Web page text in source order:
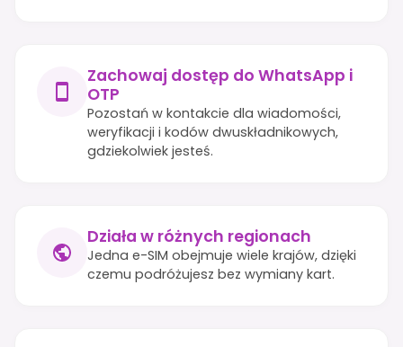
Zachowaj dostęp do WhatsApp i
OTP
Pozostań w kontakcie dla wiadomości,
weryfikacji i kodów dwuskładnikowych,
gdziekolwiek jesteś.
Działa w różnych regionach
Jedna e-SIM obejmuje wiele krajów, dzięki
czemu podróżujesz bez wymiany kart.